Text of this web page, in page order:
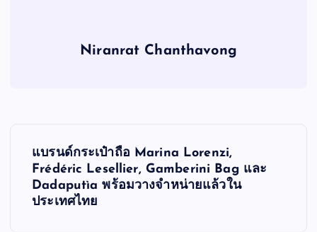
Niranrat Chanthavong
แบรนด์กระเป๋าถือ Marina Lorenzi,
Frédéric Lesellier, Gamberini Bag และ
Dadaputìa พร้อมวางจำหน่ายแล้วใน
ประเทศไทย